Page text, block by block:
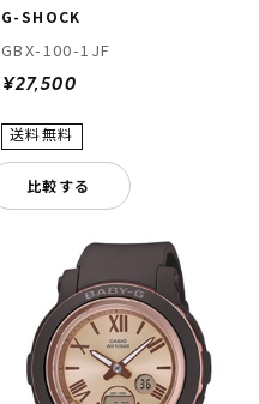
G-SHOCK
GBX-100-1JF
¥27,500
比較する